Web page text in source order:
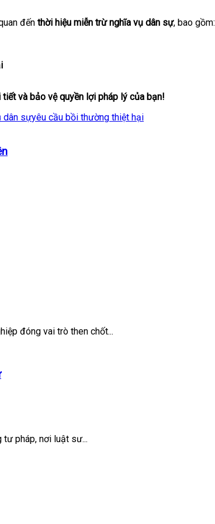
đến thời hiệu miễn trừ nghĩa vụ dân sự, bao gồm:
và bảo vệ quyền lợi pháp lý của bạn!
dân sựyêu cầu bồi thường thiệt hại
đóng vai trò then chốt...
tư pháp, nơi luật sư...